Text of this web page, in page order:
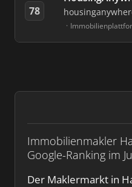
Immobilienmakler
Google-Ranking im
Der Maklermarkt in
78